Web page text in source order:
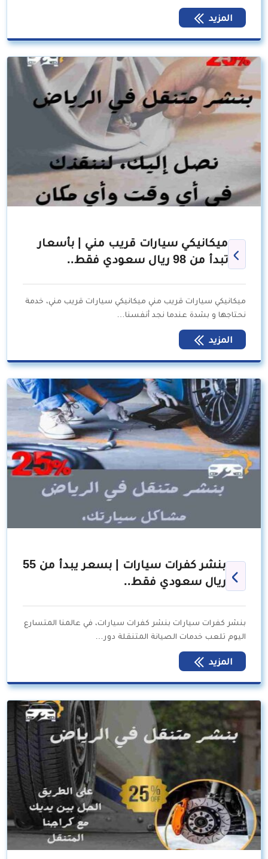
المزيد
ميكانيكي سيارات قريب مني | بأسعار
تبدأ من 98 ريال سعودي فقط..
ميكانيكي سيارات قريب مني ميكانيكي سيارات قريب مني، خدمة
نحتاجها و بشدة عندما نجد أنفسنا…
المزيد
بنشر كفرات سيارات | بسعر يبدأ من 55
ريال سعودي فقط..
بنشر كفرات سيارات بنشر كفرات سيارات، في عالمنا المتسارع
اليوم تلعب خدمات الصيانة المتنقلة دور…
المزيد